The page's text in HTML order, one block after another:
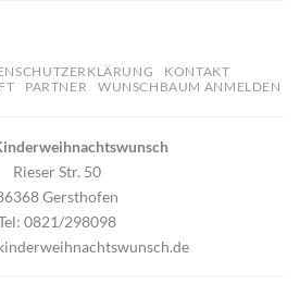
KONTAKT
PARTNER WUNSCHBAUM ANMELDEN
Rieser Str. 50
Gersthofen
0821/298098